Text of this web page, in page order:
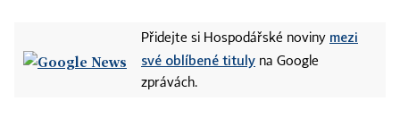
Přidejte si Hospodářské noviny mezi
své oblíbené tituly na Google
zprávách.